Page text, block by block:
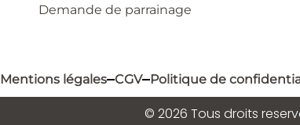
Demande de parrainage
Mentions légales CGV Politique de
© 2026 Tous droits